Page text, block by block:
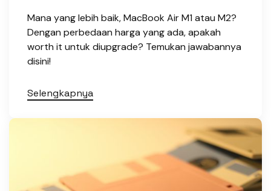
Mana yang lebih baik, MacBook Air M1 atau M2?
Dengan perbedaan harga yang ada, apakah
worth it untuk diupgrade? Temukan jawabannya
disini!
Selengkapnya